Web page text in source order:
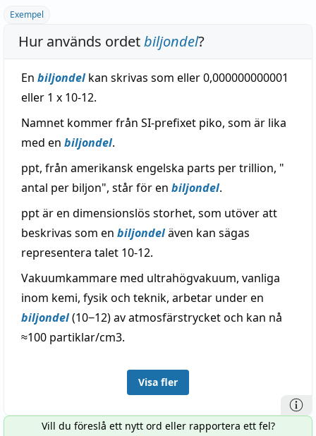
Exempel
Hur används ordetbiljondel?
En biljondelkan skrivas som eller 0,000000000001
eller 1 x 10-12.
Namnet kommer från SI-prefixet piko, som är lika
med en biljondel.
ppt, från amerikansk engelska parts per trillion, "
antal per biljon", står för en biljondel.
ppt är en dimensionslös storhet, som utöver att
beskrivas som en biljondeläven kan sägas
representera talet 10-12.
Vakuumkammare med ultrahögvakuum, vanliga
inom kemi, fysik och teknik, arbetar under en
biljondel(10−12) av atmosfärstrycket och kan nå
≈100 partiklar/cm3.
Visa fler
Vill du föreslå ett nytt ord eller rapportera ett fel?